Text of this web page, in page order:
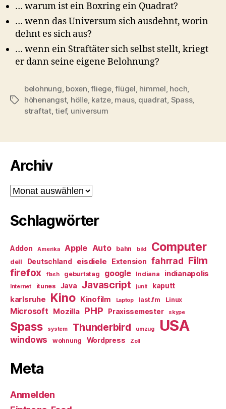
… warum ist ein Boxring ein Quadrat?
… wenn das Universum sich ausdehnt, worin
dehnt es sich aus?
… wenn ein Straftäter sich selbst stellt, kriegt
er dann seine eigene Belohnung?
Schlagwörter
belohnung, boxen,fliege,flügel, himmel, hoch,
höhenangst, hölle, katze, maus, quadrat, Spass,
straftat,tief, universum
Archiv
Archiv
Schlagwörter
Addon Amerika Apple Auto bahn bild Computer
dell Deutschland eisdiele Extension fahrrad Film
firefox flash geburtstag google Indiana indianapolis
Internet itunes Java Javascript junit kaputt
karlsruhe Kino Kinofilm Laptop last.fm Linux
Microsoft Mozilla PHP Praxissemester skype
Spass system Thunderbird umzug USA
windows wohnung Wordpress Zoll
Meta
Anmelden